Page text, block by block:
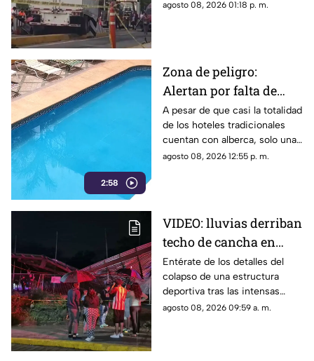
daños; este fue el saldo.
agosto 08, 2026 01:18 p. m.
2:58
Zona de peligro:
Alertan por falta de
medidas de seguridad
en albercas de hoteles
tradicionales
A pesar de que casi la totalidad
de los hoteles tradicionales
cuentan con alberca, solo una
mínima parte dispone de
agosto 08, 2026 12:55 p. m.
VIDEO: lluvias derriban
techo de cancha en
Chilpancingo; hubo
lesionados
Entérate de los detalles del
colapso de una estructura
deportiva tras las intensas
precipitaciones y el reporte de
agosto 08, 2026 09:59 a. m.